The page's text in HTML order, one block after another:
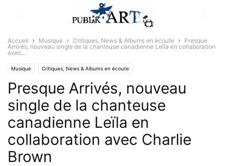
Accueil Musique Critiques, News & Albums en écoute
Presque
Arrivés, nouveau single de la chanteuse canadienne Leïla en collaboration
avec...
Musique Critiques, News & Albums en écoute
Presque Arrivés, nouveau
single de la chanteuse
canadienne Leïla en
collaboration avec Charlie
Brown